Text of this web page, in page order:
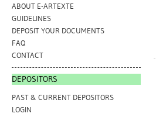
ABOUT E-ARTEXTE
GUIDELINES
DEPOSIT YOUR DOCUMENTS
FAQ
CONTACT
DEPOSITORS
PAST & CURRENT DEPOSITORS
LOGIN